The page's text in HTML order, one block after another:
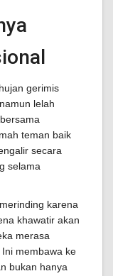
gerimis
lelah
teman baik
secara
selama
karena
khawatir akan
merasa
membawa ke
bukan hanya